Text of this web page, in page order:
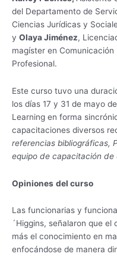
del Departamento de
Ciencias Jurídicas y
y Olaya Jiménez,
magíster en
Profesional.
Este curso tuvo una
los días 17 y 31 de mayo
Learning en forma
capacitaciones diversos
referencias bibliográficas,
equipo de capacitación de
Opiniones del curso
Las funcionarias y
´Higgins, señalaron que
más el conocimiento en
enfocándose de manera